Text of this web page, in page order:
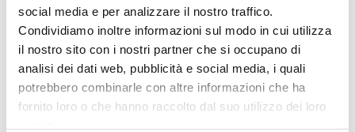
social media e per analizzare il nostro traffico.
Condividiamo inoltre informazioni sul modo in cui utilizza
il nostro sito con i nostri partner che si occupano di
analisi dei dati web, pubblicità e social media, i quali
potrebbero combinarle con altre informazioni che ha
fornito loro o che hanno raccolto dal suo utilizzo dei loro
2 Quantità
Minimo: 100